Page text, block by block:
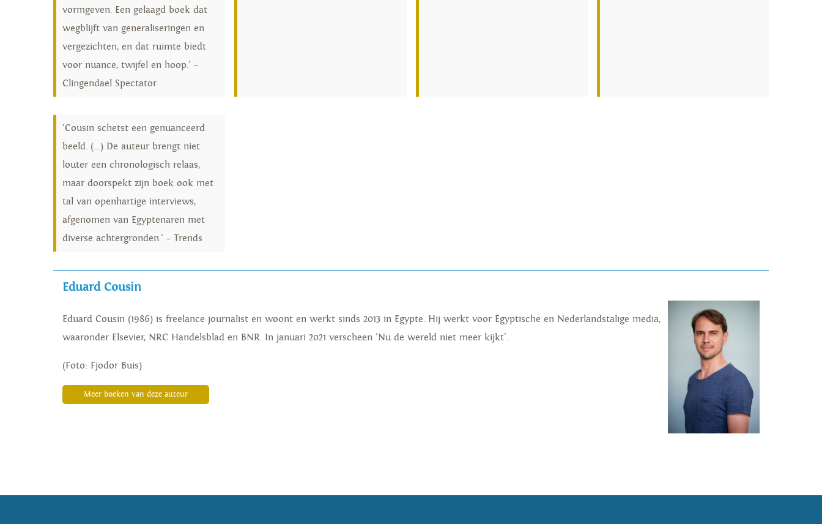
vormgeven. Een gelaagd boek dat
wegblijft van generaliseringen en
vergezichten, en dat ruimte biedt
voor nuance, twijfel en hoop.’ –
Clingendael Spectator
‘Cousin schetst een genuanceerd
beeld. (…) De auteur brengt niet
louter een chronologisch relaas,
maar doorspekt zijn boek ook met
tal van openhartige interviews,
afgenomen van Egyptenaren met
diverse achtergronden.’ – Trends
Eduard Cousin
Eduard Cousin (1986) is freelance journalist en woont en werkt sinds 2013 in Egypte. Hij werkt voor Egyptische en Nederlandstalige media,
waaronder Elsevier, NRC Handelsblad en BNR. In januari 2021 verscheen 'Nu de wereld niet meer kijkt'.
(Foto: Fjodor Buis)
Meer boeken van deze auteur